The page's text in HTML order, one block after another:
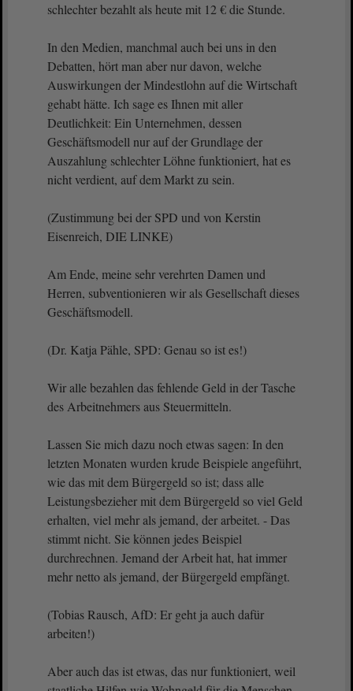
schlechter bezahlt als heute mit 12 € die Stunde.
In den Medien, manchmal auch bei uns in den
Debatten, hört man aber nur davon, welche
Auswirkungen der Mindestlohn auf die Wirtschaft
gehabt hätte. Ich sage es Ihnen mit aller
Deutlichkeit: Ein Unternehmen, dessen
Geschäftsmodell nur auf der Grundlage der
Auszahlung schlechter Löhne funktioniert, hat es
nicht verdient, auf dem Markt zu sein.
(Zustimmung bei der SPD und von Kerstin
Eisenreich, DIE LINKE)
Am Ende, meine sehr verehrten Damen und
Herren, subventionieren wir als Gesellschaft dieses
Geschäftsmodell.
(Dr. Katja Pähle, SPD: Genau so ist es!)
Wir alle bezahlen das fehlende Geld in der Tasche
des Arbeitnehmers aus Steuermitteln.
Lassen Sie mich dazu noch etwas sagen: In den
letzten Monaten wurden krude Beispiele angeführt,
wie das mit dem Bürgergeld so ist; dass alle
Leistungsbezieher mit dem Bürgergeld so viel Geld
erhalten, viel mehr als jemand, der arbeitet. - Das
stimmt nicht. Sie können jedes Beispiel
durchrechnen. Jemand der Arbeit hat, hat immer
mehr netto als jemand, der Bürgergeld empfängt.
(Tobias Rausch, AfD: Er geht ja auch dafür
arbeiten!)
Aber auch das ist etwas, das nur funktioniert, weil